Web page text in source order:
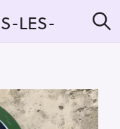
LES-
e